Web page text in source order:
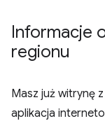
Informacje
regionu
Masz już witrynę
aplikacja